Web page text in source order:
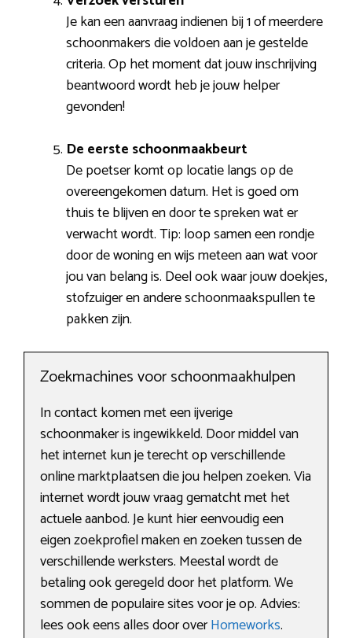
Je kan een aanvraag indienen bij 1 of meerdere
schoonmakers die voldoen aan je gestelde
criteria. Op het moment dat jouw inschrijving
beantwoord wordt heb je jouw helper
gevonden!
De eerste schoonmaakbeurt
De poetser komt op locatie langs op de
overeengekomen datum. Het is goed om
thuis te blijven en door te spreken wat er
verwacht wordt. Tip: loop samen een rondje
door de woning en wijs meteen aan wat voor
jou van belang is. Deel ook waar jouw doekjes,
stofzuiger en andere schoonmaakspullen te
pakken zijn.
Zoekmachines voor schoonmaakhulpen
In contact komen met een ijverige
schoonmaker is ingewikkeld. Door middel van
het internet kun je terecht op verschillende
online marktplaatsen die jou helpen zoeken. Via
internet wordt jouw vraag gematcht met het
actuele aanbod. Je kunt hier eenvoudig een
eigen zoekprofiel maken en zoeken tussen de
verschillende werksters. Meestal wordt de
betaling ook geregeld door het platform. We
sommen de populaire sites voor je op. Advies:
lees ook eens alles door overHomeworks.